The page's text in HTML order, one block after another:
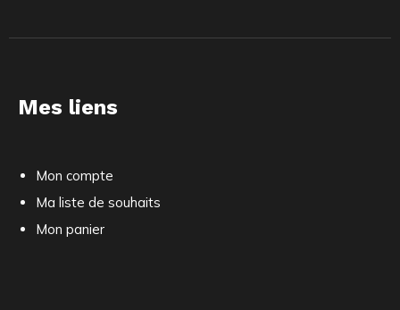
Mes liens
Mon compte
Ma liste de souhaits
Mon panier